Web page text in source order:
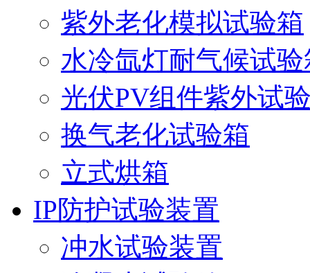
紫外老化模拟试验箱
水冷氙灯耐气候试验
光伏PV组件紫外试
换气老化试验箱
立式烘箱
IP防护试验装置
冲水试验装置